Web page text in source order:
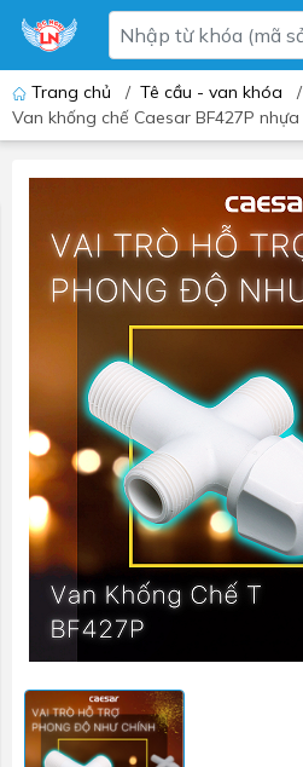
Trang chủ / Tê cầu - van khóa
/
Van khống chế Caesar BF427P nhựa